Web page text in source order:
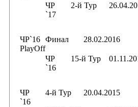
ЧР
`17
2-й Тур
ЧР`16
PlayOff
Финал 28.02.2016
ЧР
`16
15-й Тур
ЧР
`16
4-й Тур 20.04.2015